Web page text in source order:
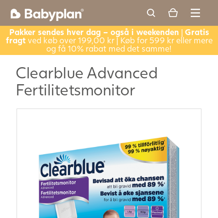
Pakker sendes hver dag – også i weekenden | Gratis
fragtved køb over 199,00 kr | Køb for 599 kr eller mere
og få 10% rabat med det samme!
Clearblue Advanced
Fertilitetsmonitor